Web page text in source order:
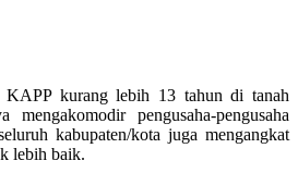
KAPP kurang lebih 13 tahun di tanah
mengakomodir pengusaha-pengusaha
kabupaten/kota juga mengangkat
lebih baik.